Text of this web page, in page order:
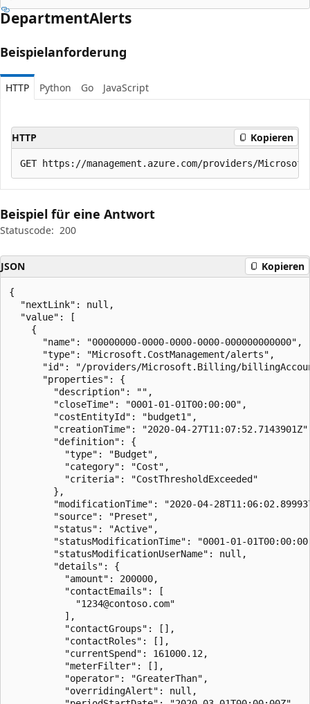
DepartmentAlerts
Beispielanforderung
HTTP Python Go JavaScript
HTTP Kopieren
Beispiel für eine Antwort
Statuscode: 200
JSON Kopieren
{
  "nextLink": null,
  "value": [
    {
      "name": "00000000-0000-0000-0000-000000000000",
      "type": "Microsoft.CostManagement/alerts",
"id": "/providers/Microsoft.Billing/
      "properties": {
        "description": "",
        "closeTime": "0001-01-01T00:00:00",
        "costEntityId": "budget1",
"creationTime": "2020-04-
        "definition": {
          "type": "Budget",
          "category": "Cost",
          "criteria": "CostThresholdExceeded"
        },
"modificationTime": "2020-04-
        "source": "Preset",
        "status": "Active",
"statusModificationTime": "0001-01-
        "statusModificationUserName": null,
        "details": {
          "amount": 200000,
          "contactEmails": [
            "1234@contoso.com"
          ],
          "contactGroups": [],
          "contactRoles": [],
          "currentSpend": 161000.12,
          "meterFilter": [],
          "operator": "GreaterThan",
          "overridingAlert": null,